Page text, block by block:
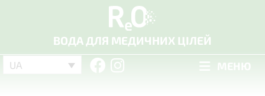
ВОДА ДЛЯ МЕДИЧНИХ ЦІЛЕЙ
UA МЕНЮ